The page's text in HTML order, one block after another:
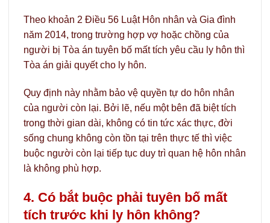
Theo khoản 2 Điều 56 Luật Hôn nhân và Gia đình
năm 2014, trong trường hợp vợ hoặc chồng của
người bị Tòa án tuyên bố mất tích yêu cầu ly hôn thì
Tòa án giải quyết cho ly hôn.
Quy định này nhằm bảo vệ quyền tự do hôn nhân
của người còn lại. Bởi lẽ, nếu một bên đã biệt tích
trong thời gian dài, không có tin tức xác thực, đời
sống chung không còn tồn tại trên thực tế thì việc
buộc người còn lại tiếp tục duy trì quan hệ hôn nhân
là không phù hợp.
4. Có bắt buộc phải tuyên bố mất
tích trước khi ly hôn không?